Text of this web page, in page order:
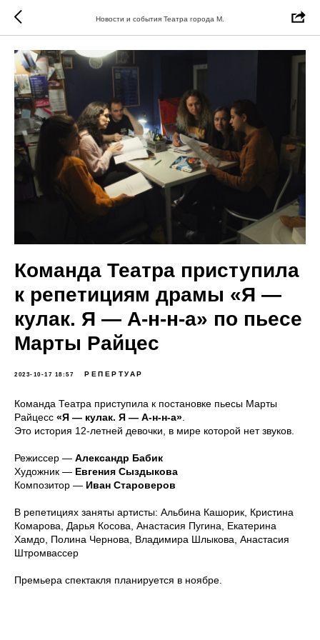
Новости и события Театра города М.
Команда Театра приступила
к репетициям драмы «Я —
кулак. Я — А-н-н-а» по пьесе
Марты Райцес
2023-10-17 18:57 РЕПЕРТУАР
Команда Театра приступила к постановке пьесы Марты
Райцесс «Я — кулак. Я — А-н-н-а»
Это история 12-летней девочки, в мире которой нет звуков.
Режиссер — Александр Бабик
Художник — Евгения Сыздыкова
Композитор — Иван Староверов
В репетициях заняты артисты: Альбина Кашорик, Кристина
Комарова, Дарья Косова, Анастасия Пугина, Екатерина
Хамдо, Полина Чернова, Владимира Шлыкова, Анастасия
Штромвассер
Премьера спектакля планируется в ноябре.